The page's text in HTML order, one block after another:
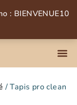
: BIENVENUE10
/ Tapis pro clean